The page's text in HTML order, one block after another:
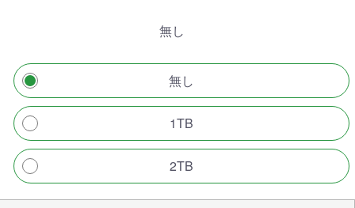
無し
無し
1TB
2TB